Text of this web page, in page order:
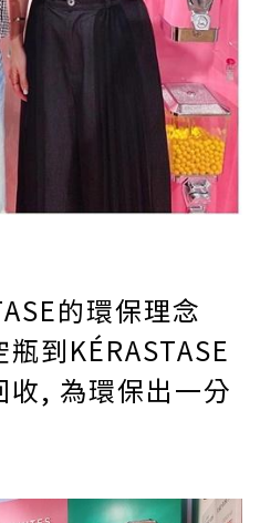
的環保理念
到KÉRASTASE
收, 為環保出一分